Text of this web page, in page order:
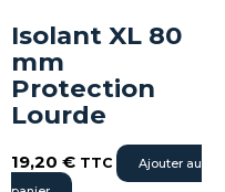
Isolant XL 80
mm
Protection
Lourde
19,20€ TTC
Ajouter au